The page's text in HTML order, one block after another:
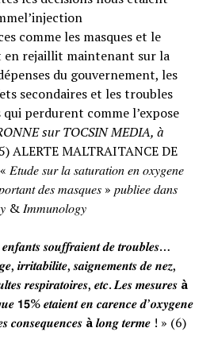
comme les masques et le
en rejaillit maintenant sur la
du gouvernement, les
secondaires et les troubles
perdurent comme l’expose
sur TOCSIN MEDIA, à
ALERTE MALTRAITANCE DE
𝑠𝑢𝑟 𝑙𝑎 𝑠𝑎𝑡𝑢𝑟𝑎𝑡𝑖𝑜𝑛 𝑒𝑛 𝑜𝑥𝑦𝑔𝑒𝑛𝑒
𝑑𝑒𝑠 𝑚𝑎𝑠𝑞𝑢𝑒𝑠 » 𝑝𝑢𝑏𝑙𝑖𝑒𝑒 𝑑𝑎𝑛𝑠
& 𝐼𝑚𝑚𝑢𝑛𝑜𝑙𝑜𝑔𝑦
𝒔𝒐𝒖𝒇𝒇𝒓𝒂𝒊𝒆𝒏𝒕 𝒅𝒆 𝒕𝒓𝒐𝒖𝒃𝒍𝒆𝒔…
𝒊𝒓𝒓𝒊𝒕𝒂𝒃𝒊𝒍𝒊𝒕𝒆, 𝒔𝒂𝒊𝒈𝒏𝒆𝒎𝒆𝒏𝒕𝒔 𝒅𝒆 𝒏𝒆𝒛,
𝒓𝒆𝒔𝒑𝒊𝒓𝒂𝒕𝒐𝒊𝒓𝒆𝒔, 𝒆𝒕𝒄. 𝑳𝒆𝒔 𝒎𝒆𝒔𝒖𝒓𝒆𝒔 à
𝟭𝟱% 𝒆𝒕𝒂𝒊𝒆𝒏𝒕 𝒆𝒏 𝒄𝒂𝒓𝒆𝒏𝒄𝒆 𝒅’𝒐𝒙𝒚𝒈𝒆𝒏𝒆
𝒄𝒐𝒏𝒔𝒆𝒒𝒖𝒆𝒏𝒄𝒆𝒔 à𝒍𝒐𝒏𝒈 𝒕𝒆𝒓𝒎𝒆 ! » (6)